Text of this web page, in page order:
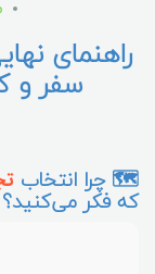
راهنمای
سفر و
🗺️ چرا انتخاب
که فکر می‌کنید؟